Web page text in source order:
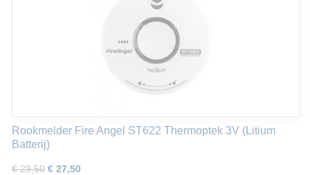
Rookmelder Fire Angel ST622 Thermoptek 3V (Litium
Batterij)
€ 29,50 € 27,50